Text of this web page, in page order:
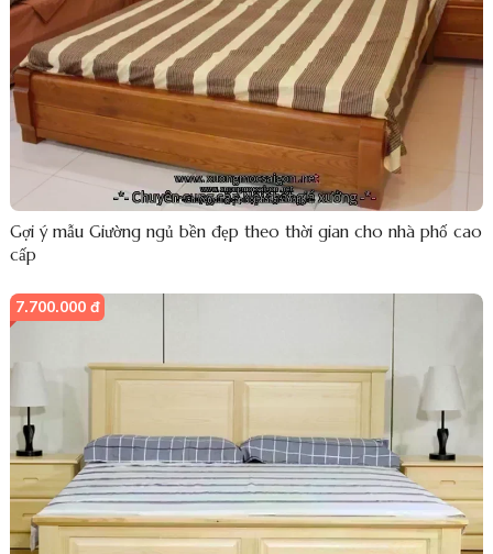
Gợi ý mẫu Giường ngủ bền đẹp theo thời gian cho nhà phố cao
cấp
7.700.000 đ